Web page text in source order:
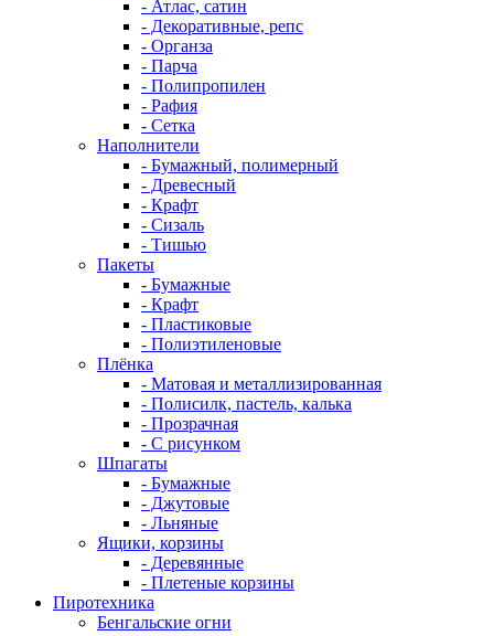
- Атлас, сатин
- Декоративные, репс
- Органза
- Парча
- Полипропилен
- Рафия
- Сетка
Наполнители
- Бумажный, полимерный
- Древесный
- Крафт
- Сизаль
- Тишью
Пакеты
- Бумажные
- Крафт
- Пластиковые
- Полиэтиленовые
Плёнка
- Матовая и металлизированная
- Полисилк, пастель, калька
- Прозрачная
- С рисунком
Шпагаты
- Бумажные
- Джутовые
- Льняные
Ящики, корзины
- Деревянные
- Плетеные корзины
Пиротехника
Бенгальские огни